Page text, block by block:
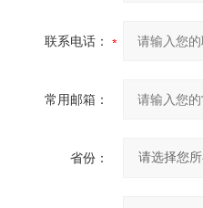
联系电话：
常用邮箱：
省份：